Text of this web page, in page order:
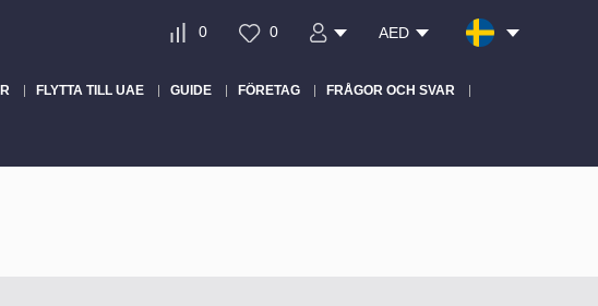
0 0 AED
FLYTTA TILL UAE GUIDE FÖRETAG FRÅGOR OCH SVAR